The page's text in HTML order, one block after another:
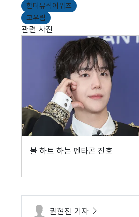
한터뮤직어워즈
고우림
관련 사진
볼 하트 하는 펜타곤 진호
권현진 기자